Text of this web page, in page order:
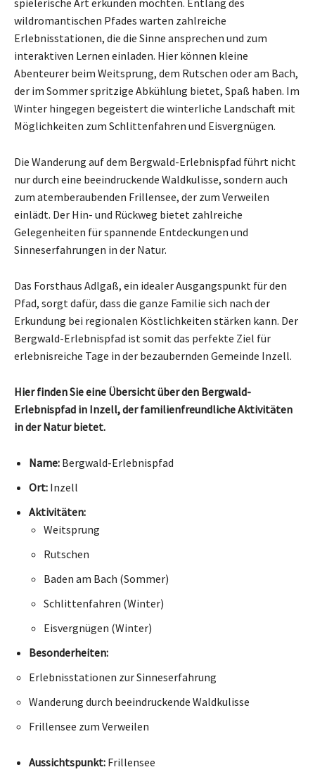
spielerische Art erkunden möchten. Entlang des
wildromantischen Pfades warten zahlreiche
Erlebnisstationen, die die Sinne ansprechen und zum
interaktiven Lernen einladen. Hier können kleine
Abenteurer beim Weitsprung, dem Rutschen oder am Bach,
der im Sommer spritzige Abkühlung bietet, Spaß haben. Im
Winter hingegen begeistert die winterliche Landschaft mit
Möglichkeiten zum Schlittenfahren und Eisvergnügen.
Die Wanderung auf dem Bergwald-Erlebnispfad führt nicht
nur durch eine beeindruckende Waldkulisse, sondern auch
zum atemberaubenden Frillensee, der zum Verweilen
einlädt. Der Hin- und Rückweg bietet zahlreiche
Gelegenheiten für spannende Entdeckungen und
Sinneserfahrungen in der Natur.
Das Forsthaus Adlgaß, ein idealer Ausgangspunkt für den
Pfad, sorgt dafür, dass die ganze Familie sich nach der
Erkundung bei regionalen Köstlichkeiten stärken kann. Der
Bergwald-Erlebnispfad ist somit das perfekte Ziel für
erlebnisreiche Tage in der bezaubernden Gemeinde Inzell.
Hier finden Sie eine Übersicht über den Bergwald-
Erlebnispfad in Inzell, der familienfreundliche Aktivitäten
in der Natur bietet.
Name: Bergwald-Erlebnispfad
Ort: Inzell
Aktivitäten:
Weitsprung
Rutschen
Baden am Bach (Sommer)
Schlittenfahren (Winter)
Eisvergnügen (Winter)
Besonderheiten:
Erlebnisstationen zur Sinneserfahrung
Wanderung durch beeindruckende Waldkulisse
Frillensee zum Verweilen
Aussichtspunkt: Frillensee